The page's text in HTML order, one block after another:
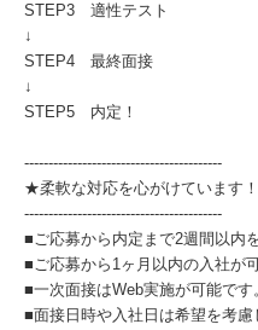
STEP3 適性テスト
↓
STEP4 最終面接
↓
STEP5 内定！
-----------------------------------------
★柔軟な対応を心がけています！
-----------------------------------------
■ご応募から内定まで2週間以内
■ご応募から1ヶ月以内の入社が
■一次面接はWeb実施が可能です
■面接日時や入社日は希望を考